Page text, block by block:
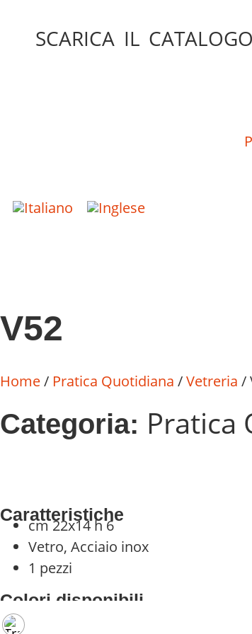
SCARICA IL
V52
Home/ Pratica Quotidiana /Vetreria /
Categoria: Pratica
Caratteristiche
cm 22x14 h 6
Vetro, Acciaio inox
1 pezzi
Colori disponibili